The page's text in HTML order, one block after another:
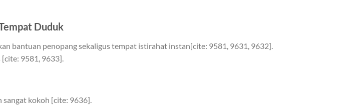
Duduk
bantuan penopang sekaligus tempat istirahat instan[cite: 9581, 9631, 9632].
9581, 9633].
kokoh [cite: 9636].